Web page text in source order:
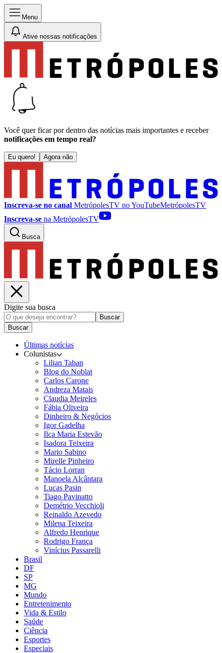
Menu
Ative nossas notificações
Você quer ficar por dentro das notícias mais importantes e receber
notificações em tempo real?
Eu quero! Agora não
Inscreva-se no canal MetrópolesTV noYouTubeMetrópolesTV
Inscreva-se na MetrópolesTV
Busca
Digite sua busca
Buscar
Buscar
Últimas notícias
Colunistas
Lilian Tahan
Blog do Noblat
Carlos Carone
Andreza Matais
Claudia Meireles
Fábia Oliveira
Dinheiro & Negócios
Igor Gadelha
Ilca Maria Estevão
Isadora Teixeira
Mario Sabino
Mirelle Pinheiro
Tácio Lorran
Manoela Alcântara
Lucas Pasin
Tiago Pavinatto
Demétrio Vecchioli
Reinaldo Azevedo
Milena Teixeira
Alfredo Henrique
Rodrigo França
Vinícius Passarelli
Brasil
DF
SP
MG
Mundo
Entretenimento
Vida & Estilo
Saúde
Ciência
Esportes
Especiais